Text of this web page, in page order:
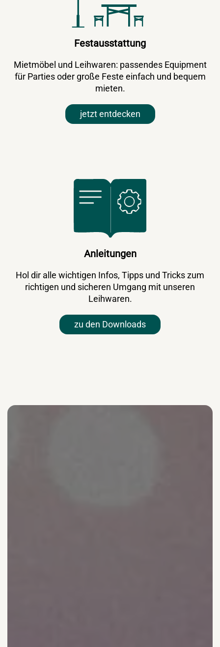
Festausstattung
Mietmöbel und Leihwaren: passendes Equipment
für Parties oder große Feste einfach und bequem
mieten.
jetzt entdecken
Anleitungen
Hol dir alle wichtigen Infos, Tipps und Tricks zum
richtigen und sicheren Umgang mit unseren
Leihwaren.
zu den Downloads